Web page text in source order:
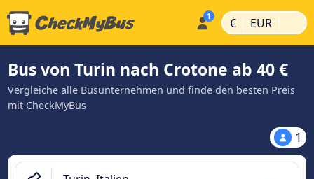
€ | EUR |
Bus von Turin nach Crotone ab 40 €
Vergleiche alle Busunternehmen und finde den besten Preis
mit CheckMyBus
1